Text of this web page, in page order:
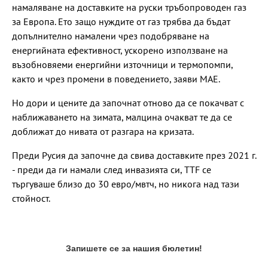
намаляване на доставките на руски тръбопроводен газ
за Европа. Ето защо нуждите от газ трябва да бъдат
допълнително намалени чрез подобряване на
енергийната ефективност, ускорено използване на
възобновяеми енергийни източници и термопомпи,
както и чрез промени в поведението, заяви МАЕ.
Но дори и цените да започнат отново да се покачват с
наближаването на зимата, малцина очакват те да се
доближат до нивата от разгара на кризата.
Преди Русия да започне да свива доставките през 2021 г.
- преди да ги намали след инвазията си, TTF се
търгуваше близо до 30 евро/мвтч, но никога над тази
стойност.